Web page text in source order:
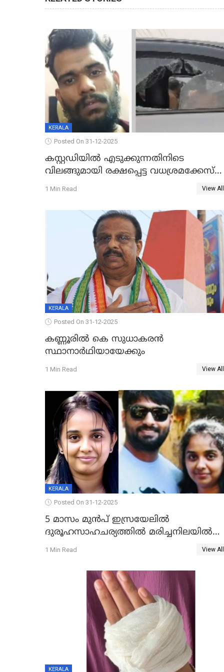
KERALA
Posted On 31-12-2025
കസ്റ്റഡിയിൽ എടുക്കുന്നതിനിടെ
വിലങ്ങുമായി രക്ഷപ്പെട്ട വധശ്രമക്കേസ്
പ്രതി പിടിയിൽ
1 Min Read View All
KERALA
Posted On 31-12-2025
കണ്ണൂരിൽ കെ സുധാകരൻ
സ്ഥാനാർഥിയായേക്കും
1 Min Read View All
KERALA
Posted On 31-12-2025
5 മാസം മുൻപ് ഇസ്രയേലിൽ
ദുരൂഹസാഹചര്യത്തിൽ മരിച്ചനിലയിൽ
കണ്ടെത്തിയ മലയാളി യുവാവിന്റെ
1 Min Read View All
KERALA